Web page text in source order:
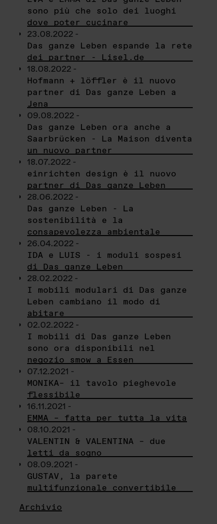
sono più che solo dei luoghi
dove poter cucinare
23.08.2022 -
Das ganze Leben espande la rete
dei partner - Lisel.de
18.08.2022 -
Hofmann + löffler è il nuovo
partner di Das ganze Leben a
Jena
09.08.2022 -
Das ganze Leben ora anche a
Saarbrücken - La Maison diventa
un nuovo partner
18.07.2022 -
einrichten design è il nuovo
partner di Das ganze Leben
28.06.2022 -
Das ganze Leben - La
sostenibilità e la
consapevolezza ambientale
26.04.2022 -
IDA e LUIS - i moduli sospesi
di Das ganze Leben
28.02.2022 -
I mobili modulari di Das ganze
Leben cambiano il modo di
abitare
02.02.2022 -
I mobili di Das ganze Leben
sono ora disponibili nel
negozio smow a Essen
07.12.2021 -
MONIKA– il tavolo pieghevole
flessibile
16.11.2021 -
EMMA – fatta per tutta la vita
08.10.2021 -
VALENTIN & VALENTINA – due
letti da sogno
08.09.2021 -
GUSTAV, la parete
multifunzionale convertibile
Archivio